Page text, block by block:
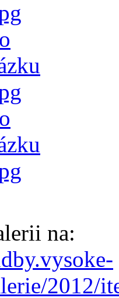
na:
2012/